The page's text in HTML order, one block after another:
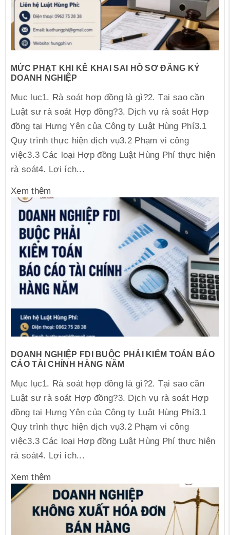
MỨC PHẠT KHI KÊ KHAI SAI HỒ SƠ ĐĂNG KÝ
DOANH NGHIỆP
Mục lục1. Rà soát hợp đồng là gì?2. Tại sao cần
Luật sư rà soát Hợp đồng?3. Dịch vụ rà soát Hợp
đồng tại Hưng Yên của Công ty Luật Hùng Phí3.1
Quy trình thực hiện dịch vụ3.2 Phạm vi công
việc3.3 Các loại Hợp đồng Luật Hùng Phí thực hiện
rà soát4. Lợi ích...
Xem thêm
DOANH NGHIỆP FDI BUỘC PHẢI KIỂM TOÁN BÁO
CÁO TÀI CHÍNH HÀNG NĂM
Mục lục1. Rà soát hợp đồng là gì?2. Tại sao cần
Luật sư rà soát Hợp đồng?3. Dịch vụ rà soát Hợp
đồng tại Hưng Yên của Công ty Luật Hùng Phí3.1
Quy trình thực hiện dịch vụ3.2 Phạm vi công
việc3.3 Các loại Hợp đồng Luật Hùng Phí thực hiện
rà soát4. Lợi ích...
Xem thêm